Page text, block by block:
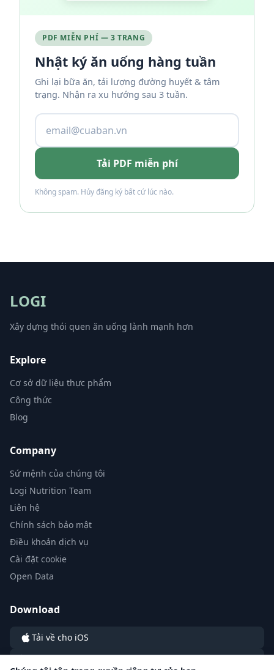
PDF MIỄN PHÍ — 3 TRANG
Nhật ký ăn uống hàng tuần
Ghi lại bữa ăn, tải lượng đường huyết & tâm
trạng. Nhận ra xu hướng sau 3 tuần.
Tải PDF miễn phí
Không spam. Hủy đăng ký bất cứ lúc nào.
LOGI
Xây dựng thói quen ăn uống lành mạnh hơn
Explore
Cơ sở dữ liệu thực phẩm
Công thức
Blog
Company
Sứ mệnh của chúng tôi
Logi Nutrition Team
Liên hệ
Chính sách bảo mật
Điều khoản dịch vụ
Cài đặt cookie
Open Data
Download
Tải về cho iOS
Tải về cho Android